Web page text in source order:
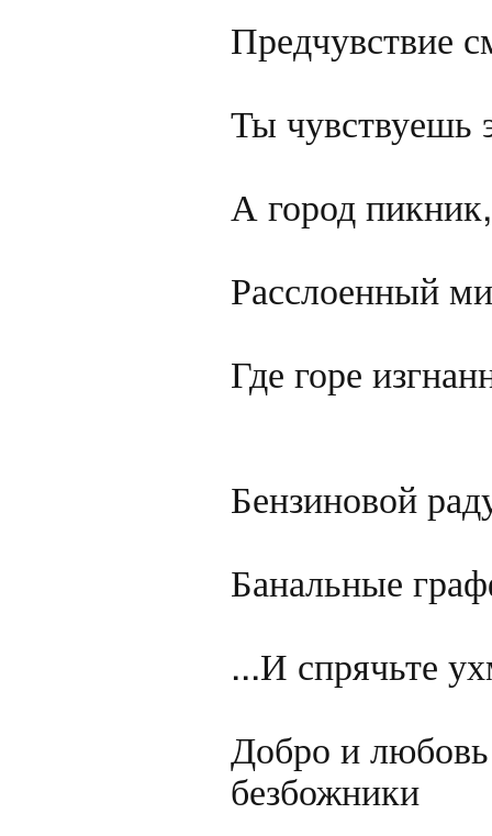
Предчувствие
Ты чувствуешь
А город
Расслоенный
Где горе
Бензиновой
Банальные
...И спрячьте
Добро и
безбожники